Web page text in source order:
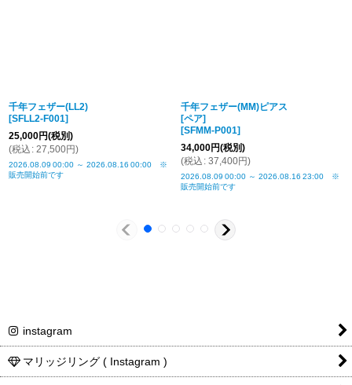
千年フェザー(LL2)
[SFLL2-F001]
25,000円(税別)
(税込 : 27,500円)
2026.08.09 00:00 ～ 2026.08.16 00:00 ※
販売開始前です
千年フェザー(MM)ピアス
[ペア]
[SFMM-P001]
34,000円(税別)
(税込 : 37,400円)
2026.08.09 00:00 ～ 2026.08.16 23:00 ※
販売開始前です
instagram
マリッジリング ( Instagram )